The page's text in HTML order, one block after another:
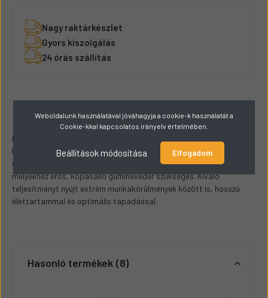
Nagy raktárkészlet
Gyors kiszolgálás
24 órás szállítás
Leírás és Paraméterek
Ez a 450x81,5x78N méretű gumiheveder RT3073L cikkszámmal a
(CNH) gyártó prémium európai minőségű terméke. Tartós és
megbízható, ideális választás különböző munkagépekhez,
melyekhez erős, kopásálló gumiheveder szükséges. Kiváló
teljesítményt nyújt extrém munkakörülmények között is, hosszú
élettartammal és optimális tapadással.
Hasonló termékek 8
Weboldalunk használatával jóváhagyja a cookie-k használatát a
Cookie-kkal kapcsolatos irányelv értelmében.
Beállítások módosítása Elfogadom